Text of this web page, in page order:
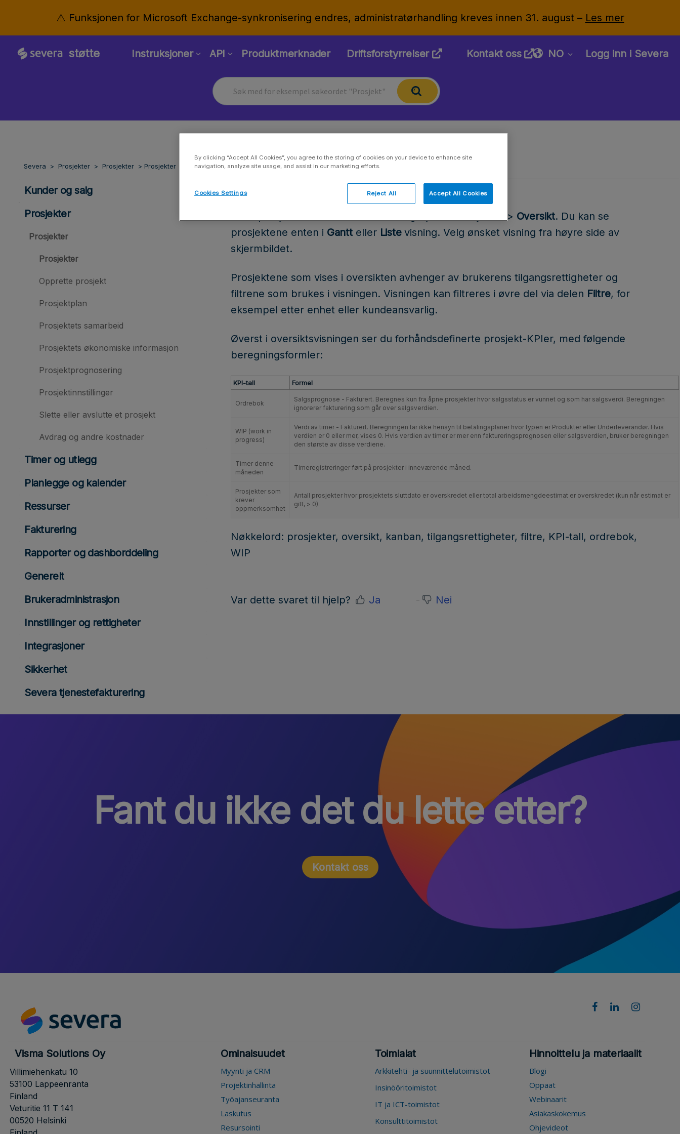
⚠️ Funksjonen for Microsoft Exchange-synkronisering endres, administratørhandling kreves innen 31. august – Les mer
støtte Instruksjoner API Produktmerknader Driftsforstyrrelser Kontakt oss NO Logg inn i Severa
Severa Prosjekter Prosjekter Prosjekter
Kunder og salg
Prosjekter
Prosjekter
Prosjekter
Opprette prosjekt
Prosjektplan
Prosjektets samarbeid
Prosjektets økonomiske informasjon
Prosjektprognosering
Prosjektinnstillinger
Slette eller avslutte et prosjekt
Avdrag og andre kostnader
Timer og utlegg
Planlegge og kalender
Ressurser
Fakturering
Rapporter og dashborddeling
Generelt
Brukeradministrasjon
Innstillinger og rettigheter
Integrasjoner
Sikkerhet
Severa tjenestefakturering
Prosjekter
Oppdatert 09.06.2026
> Oversikt. Du kan se
prosjektene enten i Gantt eller Listevisning. Velg ønsket visning fra høyre side av
skjermbildet.
Prosjektene som vises i oversikten avhenger av brukerens tilgangsrettigheter og
filtrene som brukes i visningen. Visningen kan filtreres i øvre del via delen Filtre, for
eksempel etter enhet eller kundeansvarlig.
Øverst i oversiktsvisningen ser du forhåndsdefinerte prosjekt-KPIer, med følgende
beregningsformler:
KPI-tall Formel
Ordrebok
Salgsprognose - Fakturert. Beregnes kun fra åpne prosjekter hvor salgsstatus er vunnet og som har salgsverdi. Beregningen
ignorerer fakturering som går over salgsverdien.
WIP (work in
progress)
Verdi av timer - Fakturert. Beregningen tar ikke hensyn til betalingsplaner hvor typen er Produkter eller Underleverandør. Hvis
verdien er 0 eller mer, vises 0. Hvis verdien av timer er mer enn faktureringsprognosen eller salgsverdien, bruker beregningen
den største av disse verdiene.
Timer denne
måneden
Timeregistreringer ført på prosjekter i inneværende måned.
Prosjekter som
krever
oppmerksomhet
Antall prosjekter hvor prosjektets sluttdato er overskredet eller total arbeidsmengdeestimat er overskredet (kun når estimat er
gitt, > 0).
Nøkkelord: prosjekter, oversikt, kanban, tilgangsrettigheter, filtre, KPI-tall, ordrebok,
WIP
Var dette svaret til hjelp? Ja Nei
Fant du ikke det du lette etter?
Kontakt oss
Visma Solutions Oy
Villimiehenkatu 10
53100 Lappeenranta
Finland
Veturitie 11 T 141
00520 Helsinki
Ominaisuudet
Myynti ja CRM
Projektinhallinta
Työajanseuranta
Laskutus
Resursointi
Toimialat
Arkkitehti- ja suunnittelutoimistot
Insinööritoimistot
IT ja ICT-toimistot
Konsulttitoimistot
Hinnoittelu ja materiaalit
Blogi
Oppaat
Webinaarit
Asiakaskokemus
Ohjevideot
By clicking “Accept All Cookies”, you agree to the storing of cookies on your device to enhance site
navigation, analyze site usage, and assist in our marketing efforts.
Cookies Settings Reject All Accept All Cookies